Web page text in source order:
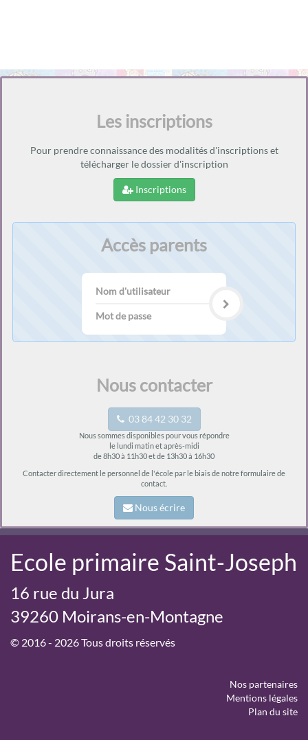
Les inscriptions
Pour prendre connaissance des modalités d'inscriptions et
télécharger le dossier d'inscription
Inscriptions
Accès parents
Nom
Mot
passe
Nous contacter
03 84 42 30 32
Nous sommes disponibles pour vous répondre
le lundi matin et après-midi
de 8h30 à 11h30 et de 13h30 à 16h30
Contacter directement le personnel de l'école par le biais de notre formulaire de
contact.
Nous écrire
Ecole primaire Saint-Joseph
16 rue du Jura
39260 Moirans-en-Montagne
© 2016 - 2026 Tous droits réservés
Nos partenaires
Mentions légales
Plan du site